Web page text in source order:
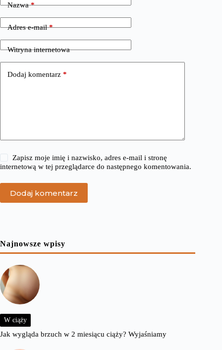
Nazwa*
Adres e-mail*
Witryna internetowa
Dodaj komentarz *
Zapisz moje imię i nazwisko, adres e-mail i stronę
internetową w tej przeglądarce do następnego komentowania.
Dodaj komentarz
Najnowsze wpisy
W ciąży
Jak wygląda brzuch w 2 miesiącu ciąży? Wyjaśniamy